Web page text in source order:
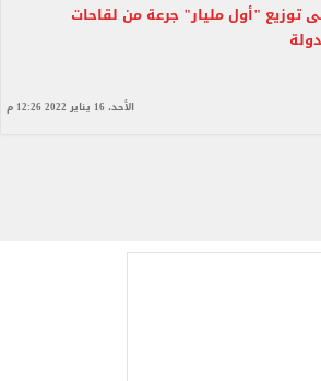
"أول مليار" جرعة من لقاحات
الأحد، 16 يناير 2022 12:26 م